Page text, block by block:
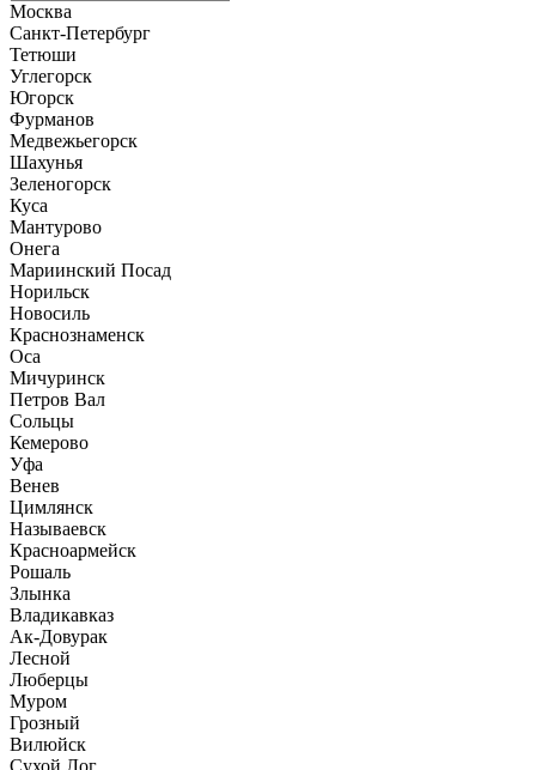
Москва
Санкт-Петербург
Тетюши
Углегорск
Югорск
Фурманов
Медвежьегорск
Шахунья
Зеленогорск
Куса
Мантурово
Онега
Мариинский Посад
Норильск
Новосиль
Краснознаменск
Оса
Мичуринск
Петров Вал
Сольцы
Кемерово
Уфа
Венев
Цимлянск
Называевск
Красноармейск
Рошаль
Злынка
Владикавказ
Ак-Довурак
Лесной
Люберцы
Муром
Грозный
Вилюйск